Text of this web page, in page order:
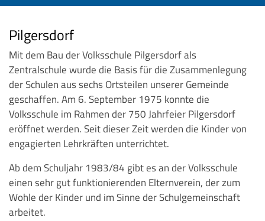
Pilgersdorf
Mit dem Bau der Volksschule Pilgersdorf als
Zentralschule wurde die Basis für die Zusammenlegung
der Schulen aus sechs Ortsteilen unserer Gemeinde
geschaffen. Am 6. September 1975 konnte die
Volksschule im Rahmen der 750 Jahrfeier Pilgersdorf
eröffnet werden. Seit dieser Zeit werden die Kinder von
engagierten Lehrkräften unterrichtet.
Ab dem Schuljahr 1983/84 gibt es an der Volksschule
einen sehr gut funktionierenden Elternverein, der zum
Wohle der Kinder und im Sinne der Schulgemeinschaft
arbeitet.